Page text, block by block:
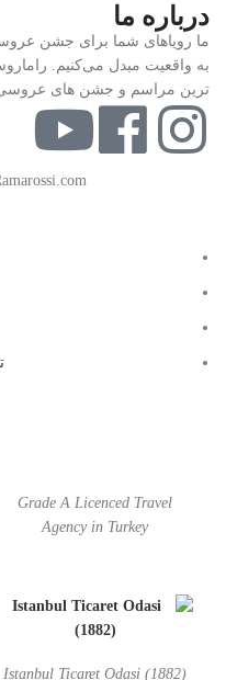
درباره ما
ما رویاهای شما برای جشن عروسی
به واقعیت مبدل می‌کنیم.
ترین مراسم و جشن های عروسی
Grade A Licenced Travel
Agency in Turkey
Istanbul Ticaret Odasi (1882)